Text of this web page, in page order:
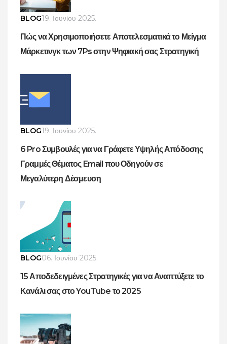
BLOG19. Ιουνίου 2025.
Πώς να Χρησιμοποιήσετε Αποτελεσματικά το Μείγμα
Μάρκετινγκ των 7Ps στην Ψηφιακή σας Στρατηγική
BLOG19. Ιουνίου 2025.
6 Pro Συμβουλές για να Γράφετε Υψηλής Απόδοσης
Γραμμές Θέματος Email που Οδηγούν σε
Μεγαλύτερη Δέσμευση
BLOG06. Ιουνίου 2025.
15 Αποδεδειγμένες Στρατηγικές για να Αναπτύξετε το
Κανάλι σας στο YouTube το 2025